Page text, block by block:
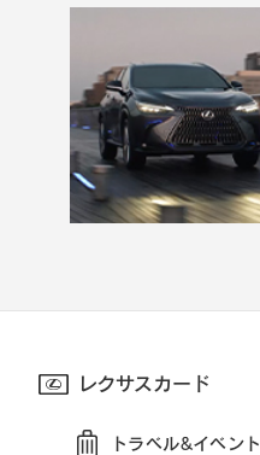
レクサスカード
トラベル&イベント